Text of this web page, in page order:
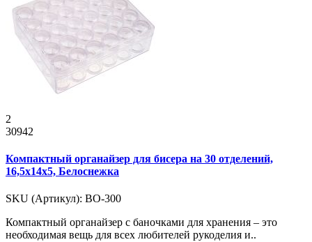
2
30942
Компактный органайзер для бисера на 30 отделений,
16,5x14x5, Белоснежка
SKU (Артикул): ВО-300
Компактный органайзер с баночками для хранения – это
необходимая вещь для всех любителей рукоделия и..